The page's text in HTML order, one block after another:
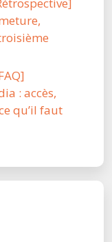
: accès,
qu’il faut